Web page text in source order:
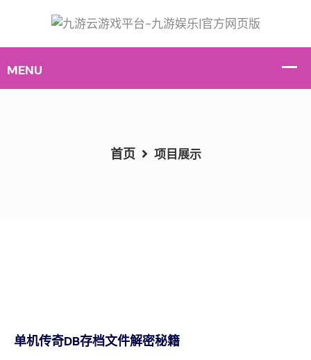
首页 项目展示
单机传奇DB存档文件解密秘籍